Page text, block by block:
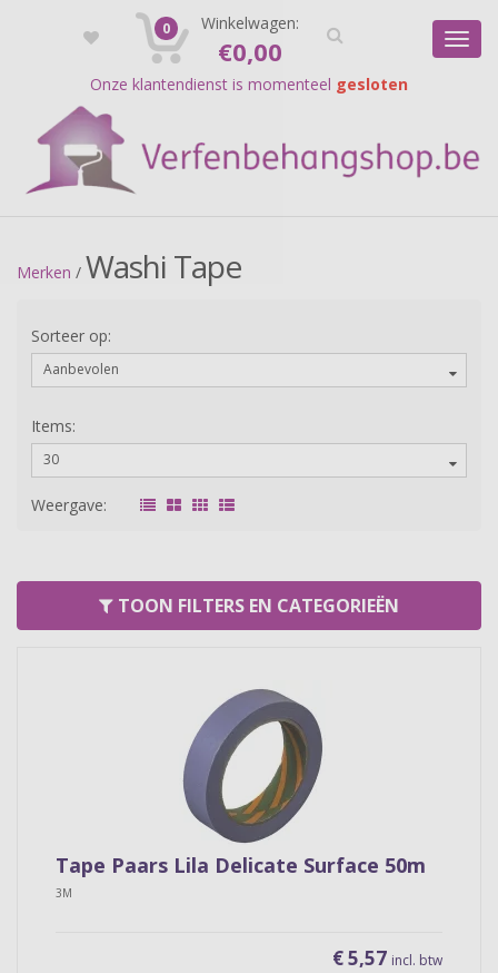
Registreer Login
Onze klantendienst is momenteel gesloten
0 Winkelwagen:
€0,00
Merken / Washi Tape
Sorteer op:
Aanbevolen
Items:
30
Weergave:
TOON FILTERS EN CATEGORIEËN
Tape Paars Lila Delicate Surface 50m
3M
€ 5,57 incl. btw